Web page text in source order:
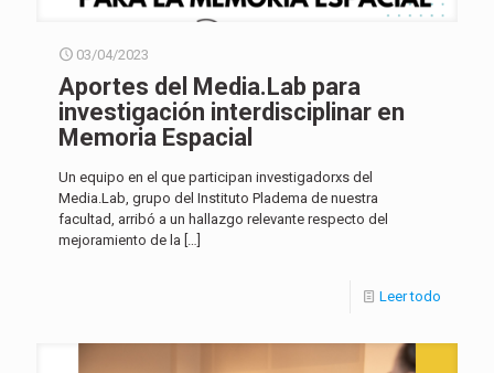
03/04/2023
Aportes del Media.Lab para
investigación interdisciplinar en
Memoria Espacial
Un equipo en el que participan investigadorxs del
Media.Lab, grupo del Instituto Pladema de nuestra
facultad, arribó a un hallazgo relevante respecto del
mejoramiento de la […]
Leer todo